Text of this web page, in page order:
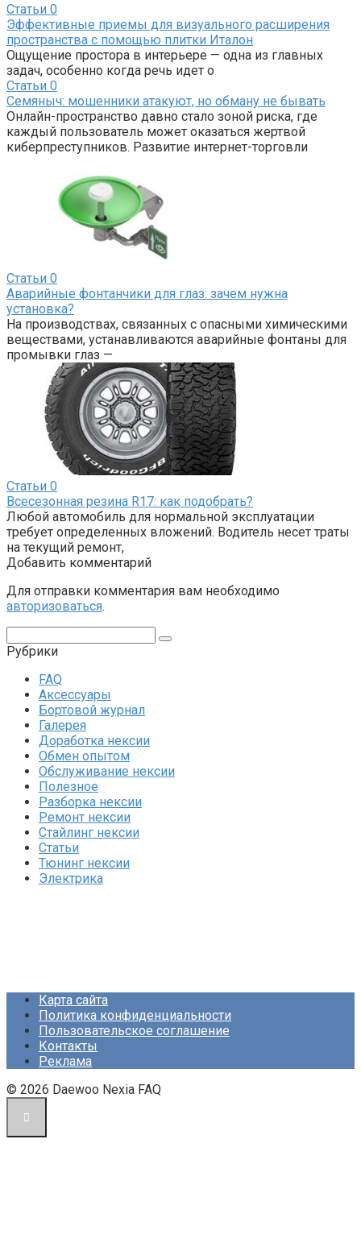
Статьи 0
Эффективные приемы для визуального расширения
пространства с помощью плитки Италон
Ощущение простора в интерьере — одна из главных
задач, особенно когда речь идет о
Статьи 0
Семяныч: мошенники атакуют, но обману не бывать
Онлайн-пространство давно стало зоной риска, где
каждый пользователь может оказаться жертвой
киберпреступников. Развитие интернет-торговли
Статьи 0
Аварийные фонтанчики для глаз: зачем нужна
установка?
На производствах, связанных с опасными химическими
веществами, устанавливаются аварийные фонтаны для
промывки глаз —
Статьи 0
Всесезонная резина R17: как подобрать?
Любой автомобиль для нормальной эксплуатации
требует определенных вложений. Водитель несет траты
на текущий ремонт,
Добавить комментарий
Для отправки комментария вам необходимо
авторизоваться.
Рубрики
FAQ
Аксессуары
Бортовой журнал
Галерея
Доработка нексии
Обмен опытом
Обслуживание нексии
Полезное
Разборка нексии
Ремонт нексии
Стайлинг нексии
Статьи
Тюнинг нексии
Электрика
Карта сайта
Политика конфиденциальности
Пользовательское соглашение
Контакты
Реклама
© 2026 Daewoo Nexia FAQ